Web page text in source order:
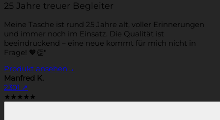
25 Jahre treuer Begleiter
Meine Tasche ist rund 25 Jahre alt, voller Erinnerungen
und immer noch im Einsatz. Die Qualität ist
beeindruckend – eine neue kommt für mich nicht in
Frage! 🧡👏"
Produkt ansehen →
Manfred K.
2301 ↗
★★★★★